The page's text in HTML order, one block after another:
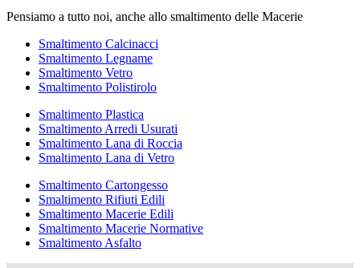
Pensiamo a tutto noi, anche allo smaltimento delle Macerie
Smaltimento Calcinacci
Smaltimento Legname
Smaltimento Vetro
Smaltimento Polistirolo
Smaltimento Plastica
Smaltimento Arredi Usurati
Smaltimento Lana di Roccia
Smaltimento Lana di Vetro
Smaltimento Cartongesso
Smaltimento Rifiuti Edili
Smaltimento Macerie Edili
Smaltimento Macerie Normative
Smaltimento Asfalto